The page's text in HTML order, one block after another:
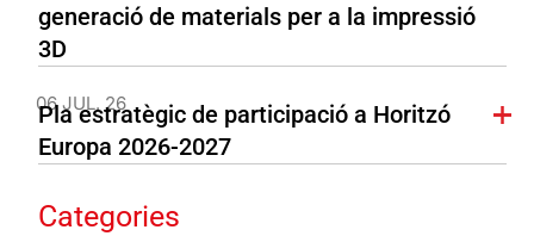
generació de materials per a la impressió
3D
06 JUL. 26
Pla estratègic de participació a Horitzó
Europa 2026-2027
Categories